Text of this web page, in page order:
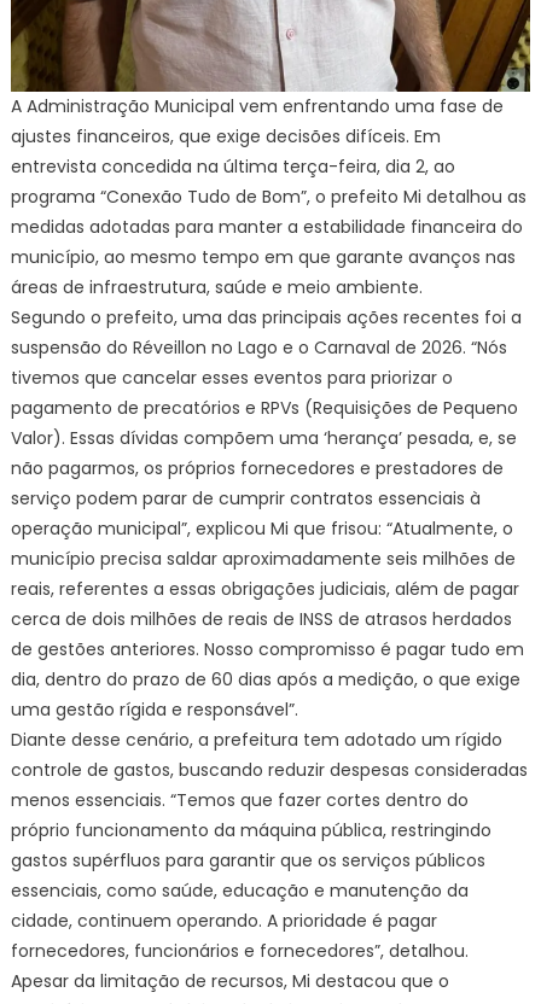
A Administração Municipal vem enfrentando uma fase de
ajustes financeiros, que exige decisões difíceis. Em
entrevista concedida na última terça-feira, dia 2, ao
programa “Conexão Tudo de Bom”, o prefeito Mi detalhou as
medidas adotadas para manter a estabilidade financeira do
município, ao mesmo tempo em que garante avanços nas
áreas de infraestrutura, saúde e meio ambiente.
Segundo o prefeito, uma das principais ações recentes foi a
suspensão do Réveillon no Lago e o Carnaval de 2026. “Nós
tivemos que cancelar esses eventos para priorizar o
pagamento de precatórios e RPVs (Requisições de Pequeno
Valor). Essas dívidas compõem uma ‘herança’ pesada, e, se
não pagarmos, os próprios fornecedores e prestadores de
serviço podem parar de cumprir contratos essenciais à
operação municipal”, explicou Mi que frisou: “Atualmente, o
município precisa saldar aproximadamente seis milhões de
reais, referentes a essas obrigações judiciais, além de pagar
cerca de dois milhões de reais de INSS de atrasos herdados
de gestões anteriores. Nosso compromisso é pagar tudo em
dia, dentro do prazo de 60 dias após a medição, o que exige
uma gestão rígida e responsável”.
Diante desse cenário, a prefeitura tem adotado um rígido
controle de gastos, buscando reduzir despesas consideradas
menos essenciais. “Temos que fazer cortes dentro do
próprio funcionamento da máquina pública, restringindo
gastos supérfluos para garantir que os serviços públicos
essenciais, como saúde, educação e manutenção da
cidade, continuem operando. A prioridade é pagar
fornecedores, funcionários e fornecedores”, detalhou.
Apesar da limitação de recursos, Mi destacou que o